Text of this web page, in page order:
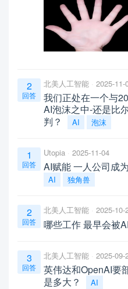
2
回答
北美人工智能 2025-11-
我们正处在一个与
AI泡沫之中-还是比
判？
AI 泡沫
1
回答
Utopia 2025-11-04
AI赋能 一人公司成
AI 独角兽
2
回答
北美人工智能 2025-10-
哪些工作 最早会被
3
回答
北美人工智能 2025-09-
英伟达和OpenAI要
是多大？
AI